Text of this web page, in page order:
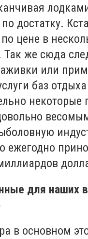
достатку.
цене в
Так же сюда
или
баз
некоторые
ежегодно
для наших
в основном